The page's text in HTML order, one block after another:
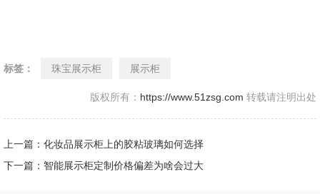
标签： 珠宝展示柜 展示柜
版权所有： https://www.51zsg.com 转载请注明出处
上一篇：化妆品展示柜上的胶粘玻璃如何选择
下一篇：智能展示柜定制价格偏差为啥会过大